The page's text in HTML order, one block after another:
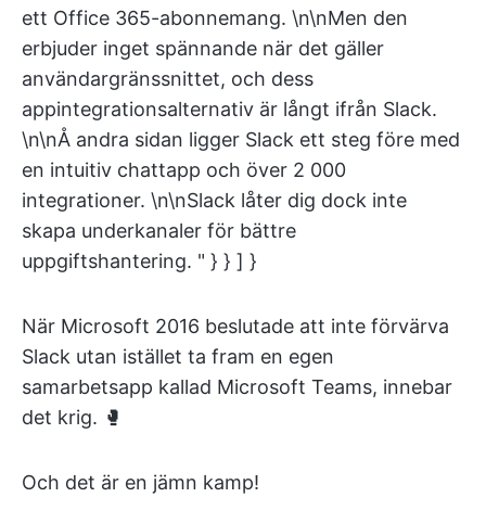
ett Office 365-abonnemang. \n\nMen den
erbjuder inget spännande när det gäller
användargränssnittet, och dess
appintegrationsalternativ är långt ifrån Slack.
\n\nÅ andra sidan ligger Slack ett steg före med
en intuitiv chattapp och över 2 000
integrationer. \n\nSlack låter dig dock inte
skapa underkanaler för bättre
uppgiftshantering. " } } ] }
När Microsoft 2016 beslutade att inte förvärva
Slack utan istället ta fram en egen
samarbetsapp kallad Microsoft Teams, innebar
det krig. 🥊
Och det är en jämn kamp!